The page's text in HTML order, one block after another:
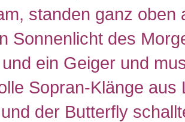
standen ganz oben
Sonnenlicht des
ein Geiger und
Sopran-Klänge aus
der Butterfly